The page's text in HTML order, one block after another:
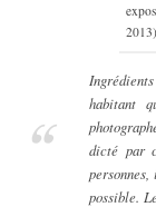
habitant
dicté par
possible.